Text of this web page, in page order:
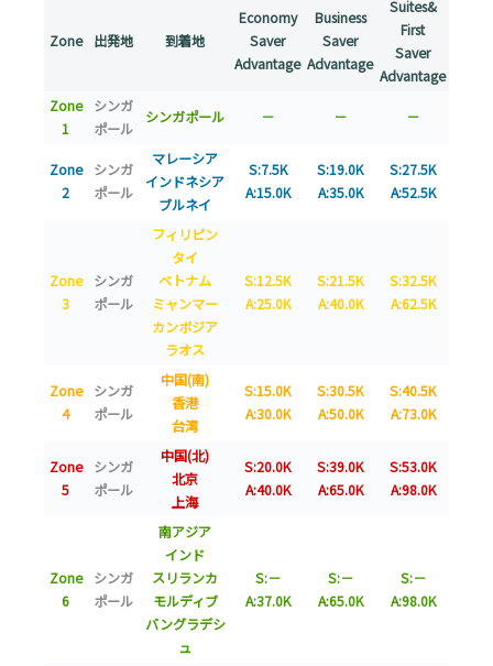
Zone 出発地 到着地
Economy
Saver
Advantage
Business
Saver
Advantage
Suites&
First
Saver
Advantage
Zone
1
シンガ
ポール
シンガポール － － －
Zone
2
シンガ
ポール
マレーシア
インドネシア
ブルネイ
S:7.5K
A:15.0K
S:19.0K
A:35.0K
S:27.5K
A:52.5K
Zone
3
シンガ
ポール
フィリピン
タイ
ベトナム
ミャンマー
カンボジア
ラオス
S:12.5K
A:25.0K
S:21.5K
A:40.0K
S:32.5K
A:62.5K
Zone
4
シンガ
ポール
中国(南)
香港
台湾
S:15.0K
A:30.0K
S:30.5K
A:50.0K
S:40.5K
A:73.0K
Zone
5
シンガ
ポール
中国(北)
北京
上海
S:20.0K
A:40.0K
S:39.0K
A:65.0K
S:53.0K
A:98.0K
Zone
6
シンガ
ポール
南アジア
インド
スリランカ
モルディブ
バングラデシ
ュ
S:－
A:37.0K
S:－
A:65.0K
S:－
A:98.0K